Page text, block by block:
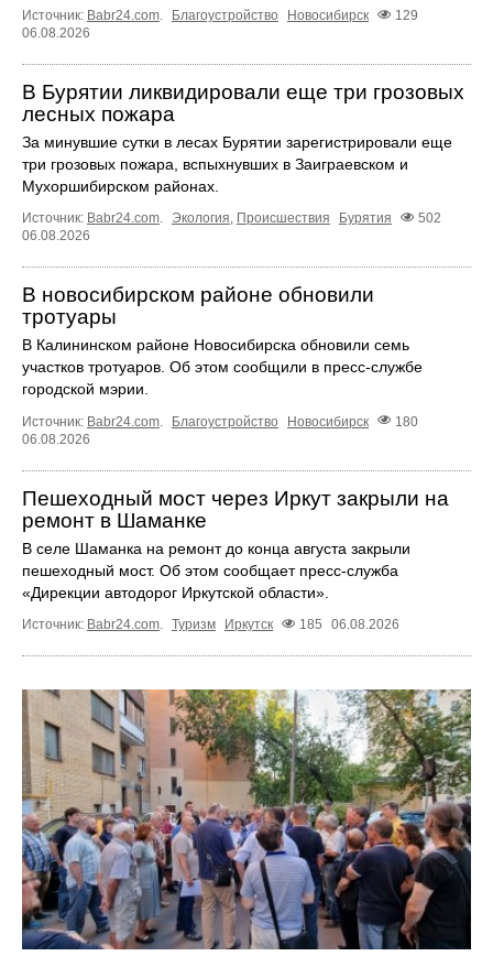
Источник: Babr24.com. Благоустройство Новосибирск
129
06.08.2026
В Бурятии ликвидировали еще три грозовых
лесных пожара
За минувшие сутки в лесах Бурятии зарегистрировали еще
три грозовых пожара, вспыхнувших в Заиграевском и
Мухоршибирском районах.
Источник: Babr24.com. Экология, Происшествия Бурятия
502
06.08.2026
В новосибирском районе обновили
тротуары
В Калининском районе Новосибирска обновили семь
участков тротуаров. Об этом сообщили в пресс-службе
городской мэрии.
Источник: Babr24.com Благоустройство Новосибирск
180
06.08.2026
Пешеходный мост через Иркут закрыли на
ремонт в Шаманке
В селе Шаманка на ремонт до конца августа закрыли
пешеходный мост. Об этом сообщает пресс‑служба
«Дирекции автодорог Иркутской области».
Источник: Babr24.com Туризм Иркутск 185 06.08.2026